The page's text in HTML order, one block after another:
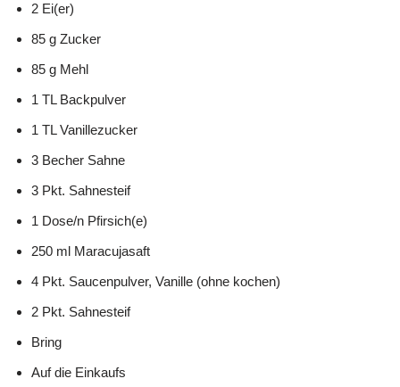
2 Ei(er)
85 g Zucker
85 g Mehl
1 TL Backpulver
1 TL Vanillezucker
3 Becher Sahne
3 Pkt. Sahnesteif
1 Dose/n Pfirsich(e)
250 ml Maracujasaft
4 Pkt. Saucenpulver, Vanille (ohne kochen)
2 Pkt. Sahnesteif
Bring
Auf die Einkaufs